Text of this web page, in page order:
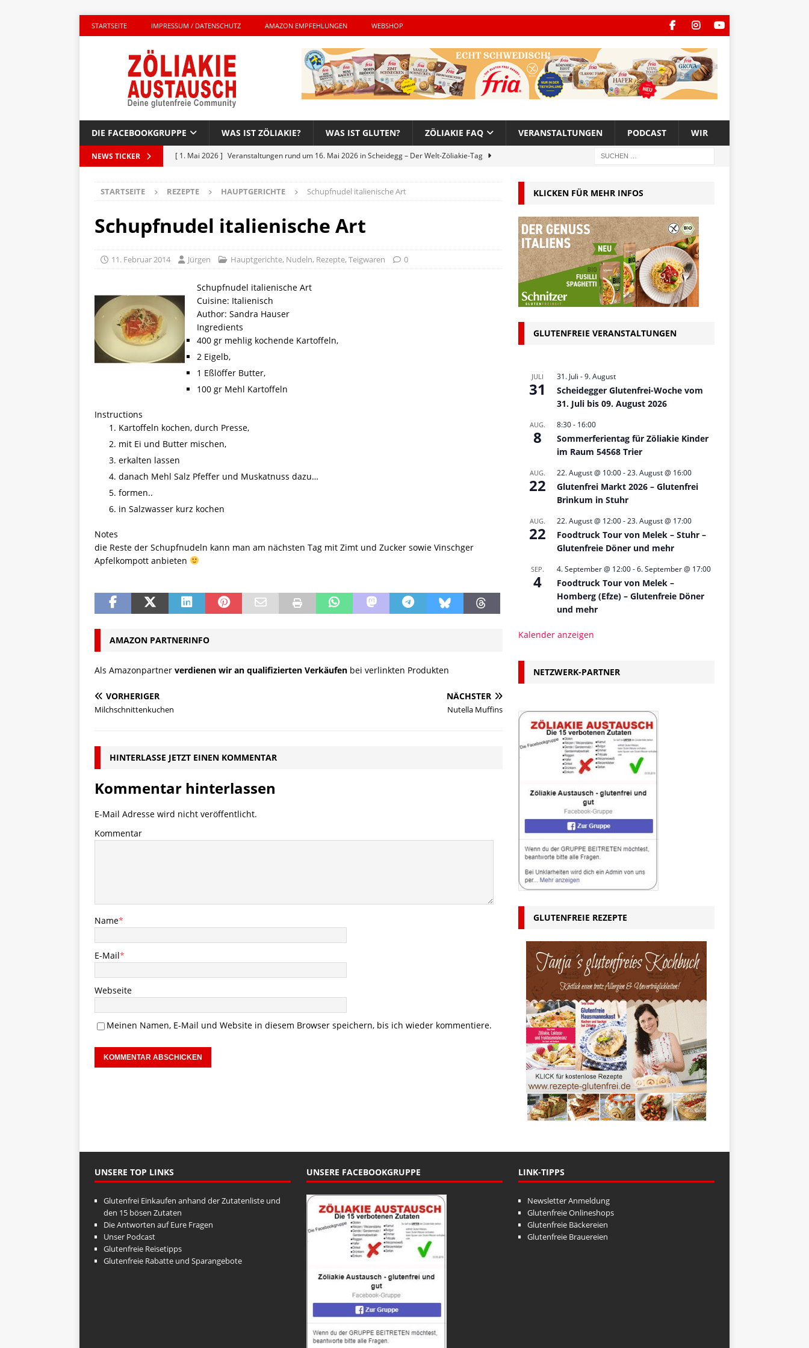
STARTSEITE IMPRESSUM / DATENSCHUTZ AMAZON EMPFEHLUNGEN WEBSHOP
DIE FACEBOOKGRUPPE WAS IST ZÖLIAKIE? WAS IST GLUTEN? ZÖLIAKIE FAQ VERANSTALTUNGEN PODCAST WIR
NEWS TICKER [ 1. Mai 2026 ] Veranstaltungen rund um 16. Mai 2026 in Scheidegg – Der Welt-Zöliakie-Tag
[ 27. April 2026 ] Komplett glutenfreie Woche bei Hans im Glück – Es geht auch 2026 weiter!
AKTIONEN
PRODUKTTEST
Ökologie
ALLGEMEIN
[ 15. Mai 2026 ] Katha backt glutenfrei – Das Familienbackbuch für Groß und Klein
ALLGEMEIN
STARTSEITE REZEPTE HAUPTGERICHTE Schupfnudel italienische Art
Schupfnudel italienische Art
11. Februar 2014 Jürgen Hauptgerichte, Nudeln, Rezepte, Teigwaren 0
Schupfnudel italienische Art
Cuisine: Italienisch
Author: Sandra Hauser
Ingredients
400 gr mehlig kochende Kartoffeln,
2 Eigelb,
1 Eßlöffer Butter,
100 gr Mehl Kartoffeln
Instructions
Kartoffeln kochen, durch Presse,
mit Ei und Butter mischen,
erkalten lassen
danach Mehl Salz Pfeffer und Muskatnuss dazu…
formen..
in Salzwasser kurz kochen
Notes
die Reste der Schupfnudeln kann man am nächsten Tag mit Zimt und Zucker sowie Vinschger
Apfelkompott anbieten
AMAZON PARTNERINFO
Als Amazonpartner verdienen wir an qualifizierten Verkäufen bei verlinkten Produkten
VORHERIGER
Milchschnittenkuchen
NÄCHSTER
Nutella Muffins
HINTERLASSE JETZT EINEN KOMMENTAR
Kommentar hinterlassen
E-Mail Adresse wird nicht veröffentlicht.
Kommentar
Name*
E-Mail*
Webseite
Meinen Namen, E-Mail und Website in diesem Browser speichern, bis ich wieder kommentiere.
KLICKEN FÜR MEHR INFOS
GLUTENFREIE VERANSTALTUNGEN
JULI
31
31. Juli -9. August
Scheidegger Glutenfrei-Woche vom
31. Juli bis 09. August 2026
AUG.
8
8:30- 16:00
Sommerferientag für Zöliakie Kinder
im Raum 54568 Trier
AUG.
22
22. August @ 10:00-23. August @ 16:00
Glutenfrei Markt 2026 – Glutenfrei
Brinkum in Stuhr
AUG.
22
22. August @ 12:00-23. August @ 17:00
Foodtruck Tour von Melek – Stuhr –
Glutenfreie Döner und mehr
SEP.
4
4. September @ 12:00-6. September @ 17:00
Foodtruck Tour von Melek –
Homberg (Efze) – Glutenfreie Döner
und mehr
Kalender anzeigen
NETZWERK-PARTNER
GLUTENFREIE REZEPTE
UNSERE TOP LINKS
Glutenfrei Einkaufen anhand der Zutatenliste und
den 15 bösen Zutaten
Die Antworten auf Eure Fragen
Unser Podcast
Glutenfreie Reisetipps
Glutenfreie Rabatte und Sparangebote
UNSERE FACEBOOKGRUPPE LINK-TIPPS
Newsletter Anmeldung
Glutenfreie Onlineshops
Glutenfreie Bäckereien
Glutenfreie Brauereien